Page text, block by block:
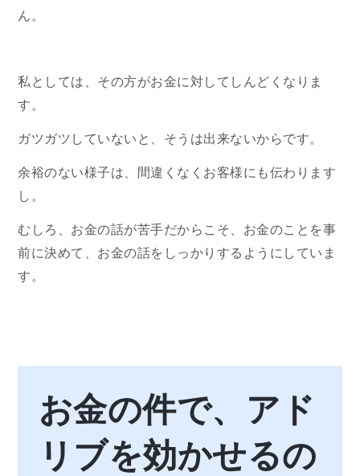
ん。
私としては、その方がお金に対してしんどくなりま
す。
ガツガツしていないと、そうは出来ないからです。
余裕のない様子は、間違くなくお客様にも伝わります
し。
むしろ、お金の話が苦手だからこそ、お金のことを事
前に決めて、お金の話をしっかりするようにしていま
す。
お金の件で、アド
リブを効かせるの